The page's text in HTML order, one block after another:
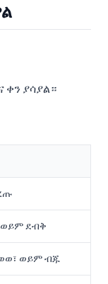
ያሳያል።
ወይም ደብቅ
ወይም ብጁ